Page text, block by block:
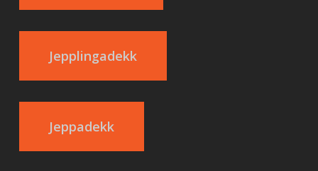
Jepplingadekk
Jeppadekk